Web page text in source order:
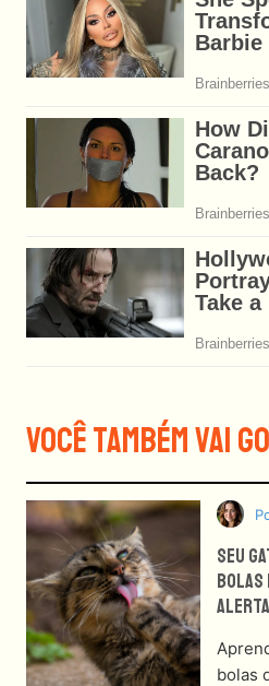
Você Também Vai
Seu
Bolas
bolas